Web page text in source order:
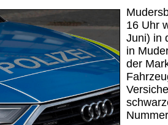
16 Uhr
Juni) in
in
der